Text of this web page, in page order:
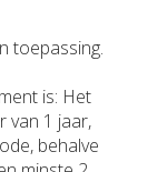
toepassing.
is: Het
van 1 jaar,
behalve